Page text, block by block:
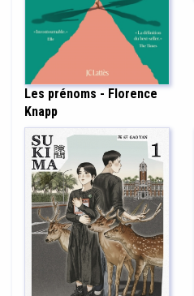
Les prénoms - Florence
Knapp